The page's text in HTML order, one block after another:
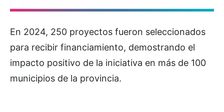
En 2024, 250 proyectos fueron seleccionados
para recibir financiamiento, demostrando el
impacto positivo de la iniciativa en más de 100
municipios de la provincia.